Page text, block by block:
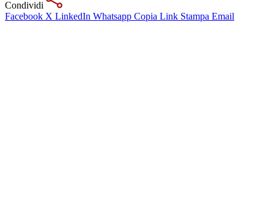
Condividi
Facebook X LinkedIn Whatsapp Copia Link Stampa Email